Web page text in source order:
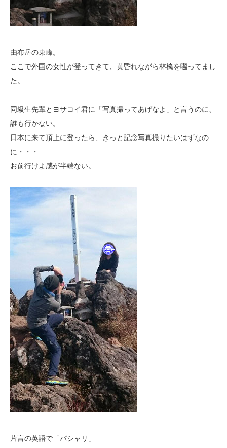
由布岳の東峰。
ここで外国の女性が登ってきて、黄昏れながら林檎を囓ってまし
た。
同級生先輩とヨサコイ君に「写真撮ってあげなよ」と言うのに、
誰も行かない。
日本に来て頂上に登ったら、きっと記念写真撮りたいはずなの
に・・・
お前行けよ感が半端ない。
片言の英語で「パシャリ」